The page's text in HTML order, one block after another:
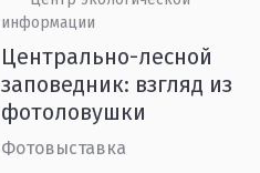
информации
Центрально-лесной
заповедник: взгляд из
фотоловушки
Фотовыставка